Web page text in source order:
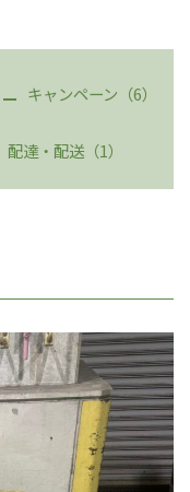
キャンペーン（6）
配達・配送（1）